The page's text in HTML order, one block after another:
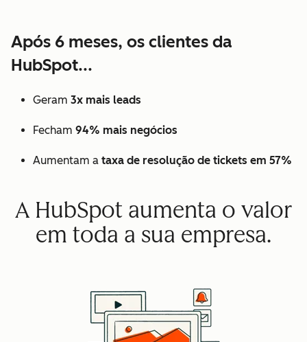
Após 6 meses, os clientes da
HubSpot...
Geram 3x mais leads
Fecham 94% mais negócios
Aumentam a taxa de resolução de tickets em 57%
A HubSpot aumenta o valor
em toda a sua empresa.